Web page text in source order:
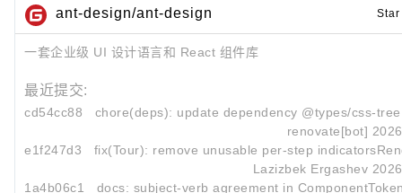
ant-design/ant-design
一套企业级 UI 设计语言和 React 组件库
最近提交:
cd54cc88
chore(deps): update dependency @types/css-
renovate[bot]
e1f247d3
fix(Tour): remove unusable per-step
Lazizbek Ergashev
1a4b06c1
docs: subject-verb agreement in